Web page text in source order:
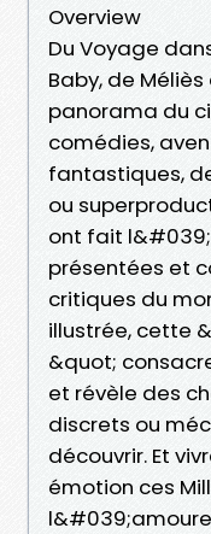
Overview
Du Voyage
Baby, de
panorama du
comédies,
fantastiques,
ou
ont fait
présentées et
critiques du
illustrée, cette
&quot;
et révèle des
discrets ou
découvrir. Et
émotion ces